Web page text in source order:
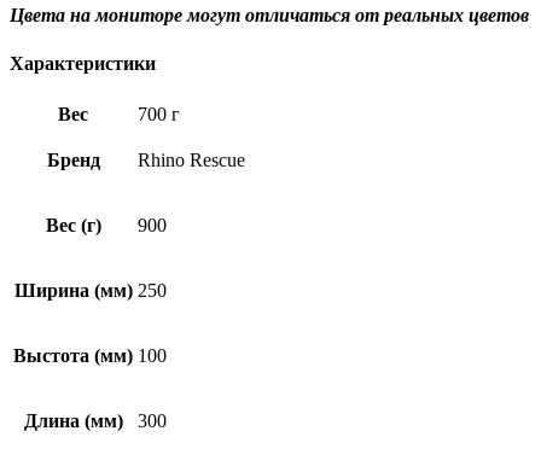
Цвета на мониторе могут отличаться от реальных цветов
Характеристики
Вес 700 г
Бренд Rhino Rescue
Вес (г) 900
Ширина (мм) 250
Выстота (мм) 100
Длина (мм) 300